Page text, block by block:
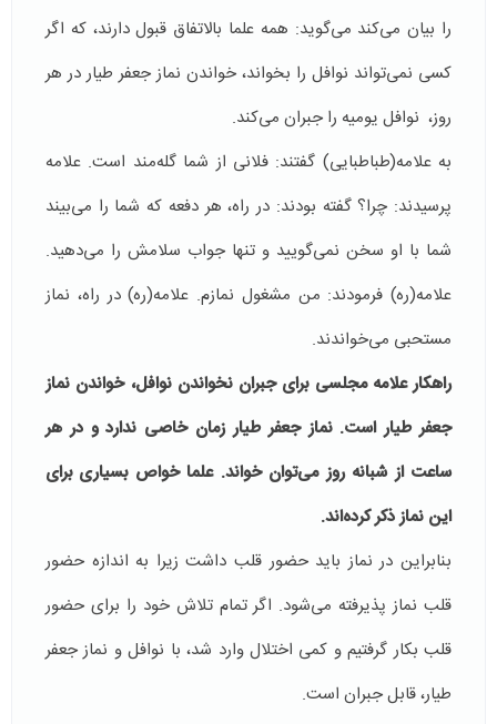
را بیان می‌کند می‌گوید: همه علما بالاتفاق قبول دارند، که اگر
کسی نمی‌تواند نوافل را بخواند، خواندن نماز جعفر طیار در هر
روز، نوافل یومیه را جبران می‌کند.
به علامه(طباطبایی) گفتند: فلانی از شما گله‌مند است. علامه
پرسیدند: چرا؟ گفته بودند: در راه، هر دفعه که شما را می‌بیند
شما با او سخن نمی‌گویید و تنها جواب سلامش را می‌دهید.
علامه(ره) فرمودند: من مشغول نمازم. علامه(ره) در راه، نماز
مستحبی می‌خواندند.
راهکار علامه مجلسی برای جبران نخواندن نوافل، خواندن نماز
جعفر طیار است. نماز جعفر طیار زمان خاصی ندارد و در هر
ساعت از شبانه روز می‌توان خواند. علما خواص بسیاری برای
این نماز ذکر کرده‌اند.
بنابراین در نماز باید حضور قلب داشت زیرا به اندازه حضور
قلب نماز پذیرفته می‌شود. اگر تمام تلاش خود را برای حضور
قلب بکار گرفتیم و کمی اختلال وارد شد، با نوافل و نماز جعفر
طیار، قابل جبران است.